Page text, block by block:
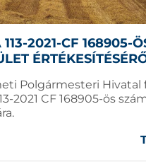
113-2021-CF 168905-
Polgármesteri Hivatal
2021 CF 168905-ös